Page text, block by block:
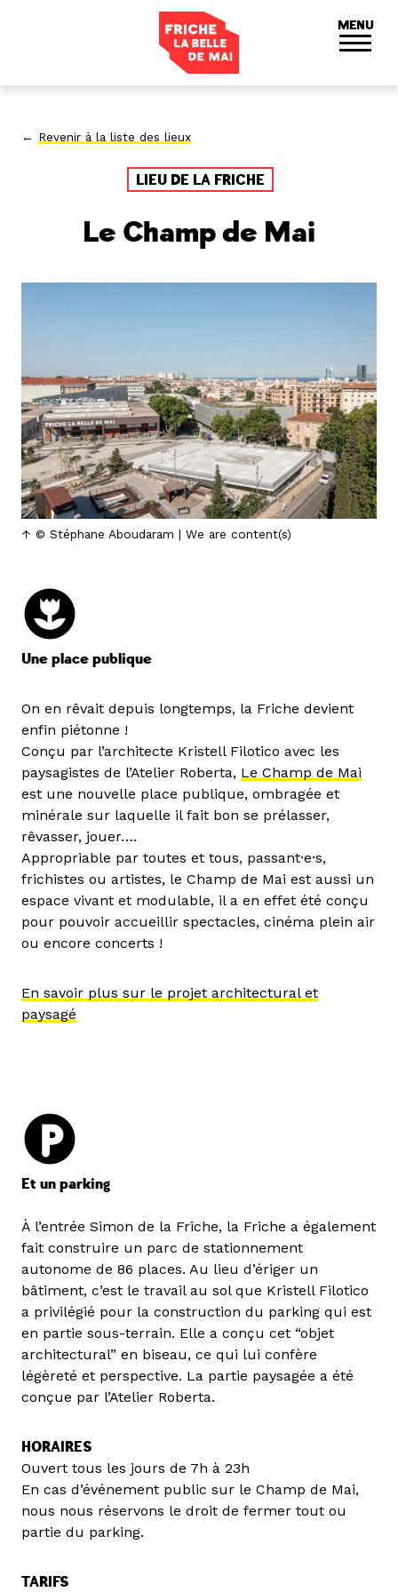
MENU
← Revenir à la liste des lieux
LIEU DE LA FRICHE
Le Champ de Mai
© Stéphane Aboudaram | We are content(s)
Une place publique
On en rêvait depuis longtemps, la Friche devient
enfin piétonne !
Conçu par l’architecte Kristell Filotico avec les
paysagistes de l’Atelier Roberta, Le Champ de Mai
est une nouvelle place publique, ombragée et
minérale sur laquelle il fait bon se prélasser,
rêvasser, jouer….
Appropriable par toutes et tous, passant·e·s,
frichistes ou artistes, le Champ de Mai est aussi un
espace vivant et modulable, il a en effet été conçu
pour pouvoir accueillir spectacles, cinéma plein air
ou encore concerts !
En savoir plus sur le projet architectural et
paysagé
Et un parking
À l’entrée Simon de la Friche, la Friche a également
fait construire un parc de stationnement
autonome de 86 places. Au lieu d’ériger un
bâtiment, c’est le travail au sol que Kristell Filotico
a privilégié pour la construction du parking qui est
en partie sous-terrain. Elle a conçu cet “objet
architectural” en biseau, ce qui lui confère
légèreté et perspective. La partie paysagée a été
conçue par l’Atelier Roberta.
HORAIRES
Ouvert tous les jours de 7h à 23h
En cas d’événement public sur le Champ de Mai,
nous nous réservons le droit de fermer tout ou
partie du parking.
TARIFS
Panneau de gestion des cookies